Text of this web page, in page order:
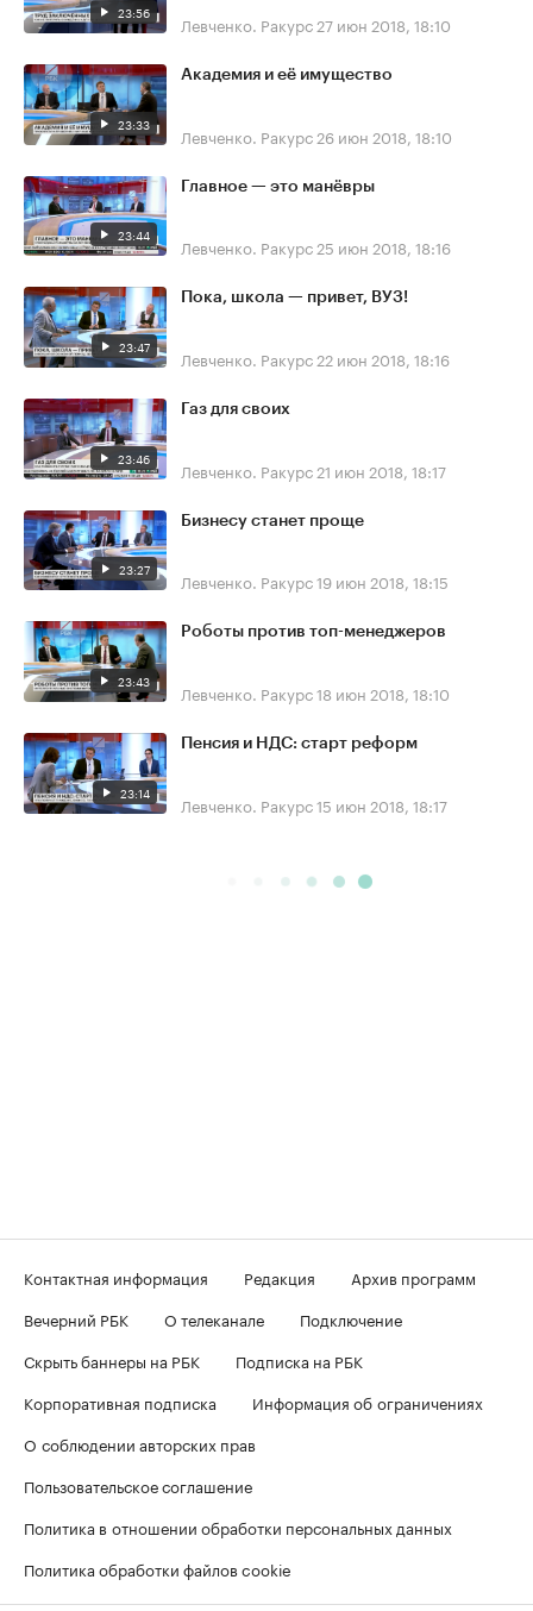
23:56 Левченко. Ракурс 27 июн 2018, 18:10
23:33
Академия и её имущество
Левченко. Ракурс 26 июн 2018, 18:10
23:44
Главное — это манёвры
Левченко. Ракурс 25 июн 2018, 18:16
23:47
Пока, школа — привет, ВУЗ!
Левченко. Ракурс 22 июн 2018, 18:16
23:46
Газ для своих
Левченко. Ракурс 21 июн 2018, 18:17
23:27
Бизнесу станет проще
Левченко. Ракурс19 июн 2018, 18:15
23:43
Роботы против топ-менеджеров
Левченко. Ракурс18 июн 2018, 18:10
23:14
Пенсия и НДС: старт реформ
Левченко. Ракурс15 июн 2018, 18:17
Контактная информация Редакция
Архив программ
Вечерний РБК
О телеканале
Подключение
Скрыть баннеры на РБК
Подписка на РБК
Корпоративная подписка
Информация об ограничениях
О соблюдении авторских прав
Пользовательское соглашение
Политика в отношении обработки персональных данных
Политика обработки файлов cookie